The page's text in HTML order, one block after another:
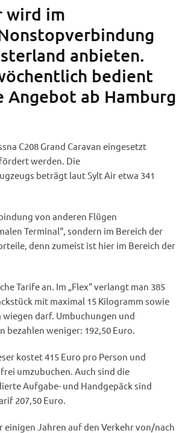
wird im
anbieten.
bedient
Angebot ab Hamburg
C208 Grand Caravan eingesetzt
werden. Die
beträgt laut Sylt Air etwa 341
von anderen Flügen
Terminal“, sondern im Bereich der
denn zumeist ist hier im Bereich der
Tarife an. Im „Flex“ verlangt man 385
mit maximal 15 Kilogramm sowie
darf. Umbuchungen und
weniger: 192,50 Euro.
kostet 415 Euro pro Person und
umzubuchen. Auch sind die
Aufgabe- und Handgepäck sind
207,50 Euro.
einigen Jahren auf den Verkehr von/nach